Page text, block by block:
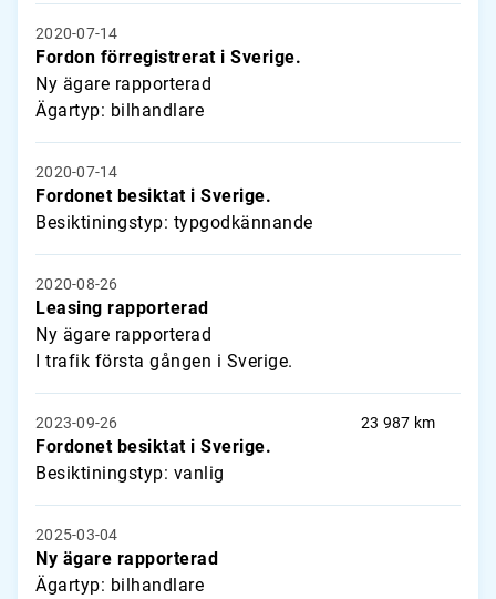
2020-07-14
Fordon förregistrerat i Sverige.
Ny ägare rapporterad
Ägartyp: bilhandlare
2020-07-14
Fordonet besiktat i Sverige.
Besiktiningstyp: typgodkännande
2020-08-26
Leasing rapporterad
Ny ägare rapporterad
I trafik första gången i Sverige.
2023-09-26
Fordonet besiktat i Sverige.
Besiktiningstyp: vanlig
23 987 km
2025-03-04
Ny ägare rapporterad
Ägartyp: bilhandlare